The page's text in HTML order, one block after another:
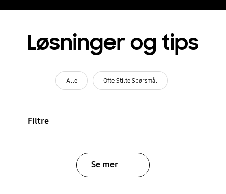
Løsninger og tips
Alle Ofte Stilte Spørsmål
Filtre
Se mer